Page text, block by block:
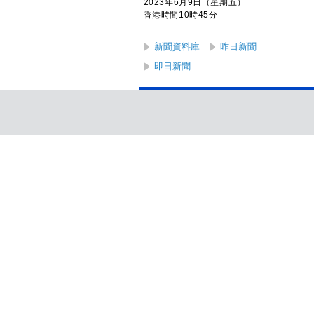
2023年6月9日（星期五）
香港時間10時45分
新聞資料庫 昨日新聞
即日新聞